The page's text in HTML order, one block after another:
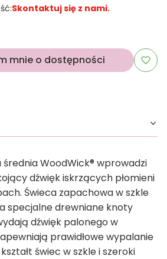
Skontaktuj się z nami.
mnie o dostępności
WoodWick® wprowadzi
dźwięk iskrzących płomieni
Świeca zapachowa w szkle
specjalne drewniane knoty
dźwięk palonego w
prawidłowe wypalanie
świec w szkle i szeroki